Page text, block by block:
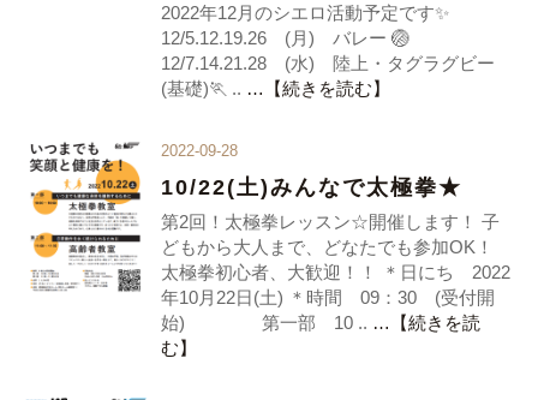
2022年12月のシエロ活動予定です✨
12/5.12.19.26 (月) バレー 🏐
12/7.14.21.28 (水) 陸上・タグラグビー
(基礎)🏃 .. …【続きを読む】
2022-09-28
10/22(土)みんなで太極拳★
第2回！太極拳レッスン☆開催します！ 子
どもから大人まで、どなたでも参加OK！
太極拳初心者、大歓迎！！ ＊日にち 2022
年10月22日(土) ＊時間 09：30 (受付開
始) 第一部 10 .. …【続きを読
む】